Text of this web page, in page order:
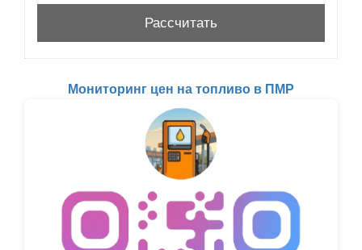
Мониторинг цен на топливо в ПМР